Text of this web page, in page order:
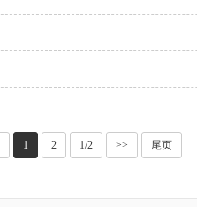
1 2 1/2 >> 尾页